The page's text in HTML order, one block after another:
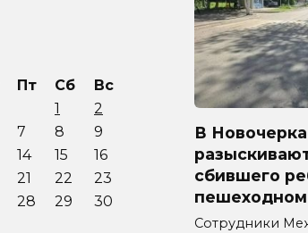
В
сбившего
Сотрудники
Пт Сб
Вс
1
2
7 8
9
14 15
16
21 22
23
28 29
30